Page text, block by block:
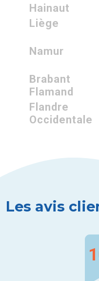
Hainaut
Liège
Namur
Brabant
Flamand
Flandre
Occidentale
Les avis